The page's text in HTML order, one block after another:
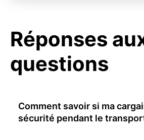
Réponses
questions
Comment savoir si ma
sécurité pendant le